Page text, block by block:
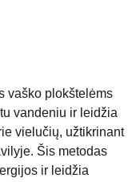
vaško plokštelėms
vandeniu ir leidžia
vielučių, užtikrinant
Šis metodas
ir leidžia